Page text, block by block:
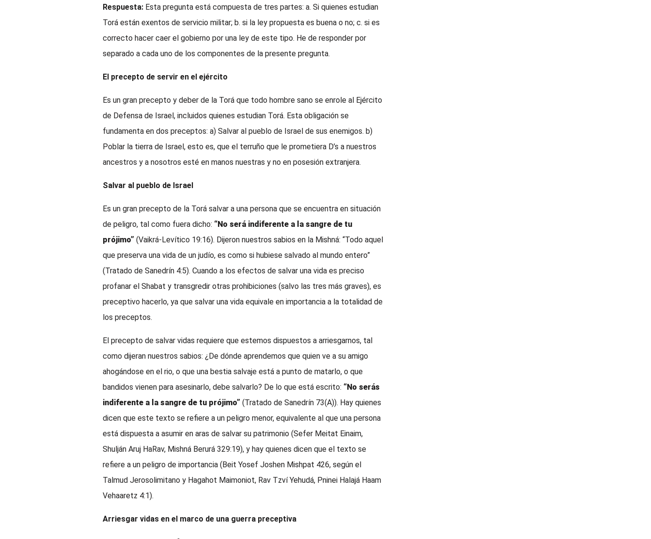
Respuesta: Esta pregunta está compuesta de tres partes: a. Si quienes estudian
Torá están exentos de servicio militar; b. si la ley propuesta es buena o no; c. si es
correcto hacer caer el gobierno por una ley de este tipo. He de responder por
separado a cada uno de los componentes de la presente pregunta.
El precepto de servir en el ejército
Es un gran precepto y deber de la Torá que todo hombre sano se enrole al Ejército
de Defensa de Israel, incluidos quienes estudian Torá. Esta obligación se
fundamenta en dos preceptos: a) Salvar al pueblo de Israel de sus enemigos. b)
Poblar la tierra de Israel, esto es, que el terruño que le prometiera D’s a nuestros
ancestros y a nosotros esté en manos nuestras y no en posesión extranjera.
Salvar al pueblo de Israel
Es un gran precepto de la Torá salvar a una persona que se encuentra en situación
de peligro, tal como fuera dicho: “No será indiferente a la sangre de tu
prójimo” (Vaikrá-Levítico 19:16). Dijeron nuestros sabios en la Mishná: “Todo aquel
que preserva una vida de un judío, es como si hubiese salvado al mundo entero”
(Tratado de Sanedrín 4:5). Cuando a los efectos de salvar una vida es preciso
profanar el Shabat y transgredir otras prohibiciones (salvo las tres más graves), es
preceptivo hacerlo, ya que salvar una vida equivale en importancia a la totalidad de
los preceptos.
El precepto de salvar vidas requiere que estemos dispuestos a arriesgarnos, tal
como dijeran nuestros sabios: ¿De dónde aprendemos que quien ve a su amigo
ahogándose en el rio, o que una bestia salvaje está a punto de matarlo, o que
bandidos vienen para asesinarlo, debe salvarlo? De lo que está escrito: “No serás
indiferente a la sangre de tu prójimo” (Tratado de Sanedrín 73(A)). Hay quienes
dicen que este texto se refiere a un peligro menor, equivalente al que una persona
está dispuesta a asumir en aras de salvar su patrimonio (Sefer Meitat Einaim,
Shulján Aruj HaRav, Mishná Berurá 329:19), y hay quienes dicen que el texto se
refiere a un peligro de importancia (Beit Yosef Joshen Mishpat 426, según el
Talmud Jerosolimitano y Hagahot Maimoniot, Rav Tzví Yehudá, Pninei Halajá Haam
Vehaaretz 4:1).
Arriesgar vidas en el marco de una guerra preceptiva